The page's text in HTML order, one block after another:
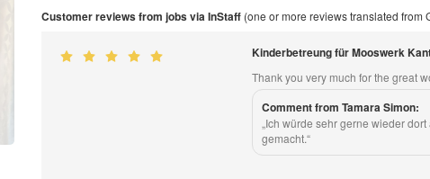
Customer reviews from jobs via InStaff(one or more reviews translated from
Kinderbetreung für Mooswerk
Thank you very much for the great
Comment from Tamara Simon:
„Ich würde sehr gerne wieder
gemacht.“